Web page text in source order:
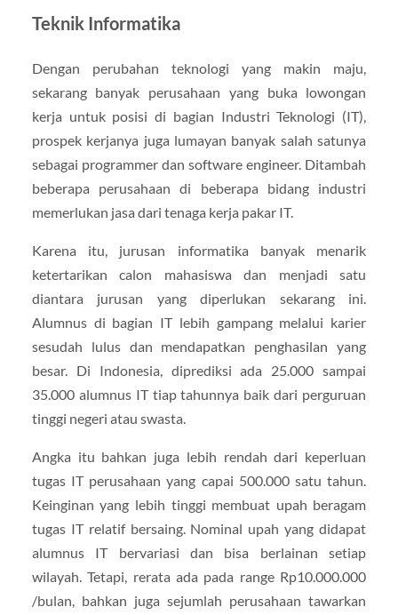
Teknik Informatika
Dengan perubahan teknologi yang makin maju,
sekarang banyak perusahaan yang buka lowongan
kerja untuk posisi di bagian Industri Teknologi (IT),
prospek kerjanya juga lumayan banyak salah satunya
sebagai programmer dan software engineer. Ditambah
beberapa perusahaan di beberapa bidang industri
memerlukan jasa dari tenaga kerja pakar IT.
Karena itu, jurusan informatika banyak menarik
ketertarikan calon mahasiswa dan menjadi satu
diantara jurusan yang diperlukan sekarang ini.
Alumnus di bagian IT lebih gampang melalui karier
sesudah lulus dan mendapatkan penghasilan yang
besar. Di Indonesia, diprediksi ada 25.000 sampai
35.000 alumnus IT tiap tahunnya baik dari perguruan
tinggi negeri atau swasta.
Angka itu bahkan juga lebih rendah dari keperluan
tugas IT perusahaan yang capai 500.000 satu tahun.
Keinginan yang lebih tinggi membuat upah beragam
tugas IT relatif bersaing. Nominal upah yang didapat
alumnus IT bervariasi dan bisa berlainan setiap
wilayah. Tetapi, rerata ada pada range Rp10.000.000
/bulan, bahkan juga sejumlah perusahaan tawarkan